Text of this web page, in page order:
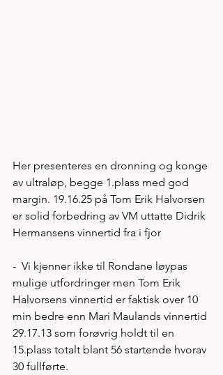
Her presenteres en dronning og konge
av ultraløp, begge 1.plass med god
margin. 19.16.25 på Tom Erik Halvorsen
er solid forbedring av VM uttatte Didrik
Hermansens vinnertid fra i fjor
-  Vi kjenner ikke til Rondane løypas
mulige utfordringer men Tom Erik
Halvorsens vinnertid er faktisk over 10
min bedre enn Mari Maulands vinnertid
29.17.13 som forøvrig holdt til en
15.plass totalt blant 56 startende hvorav
30 fullførte.